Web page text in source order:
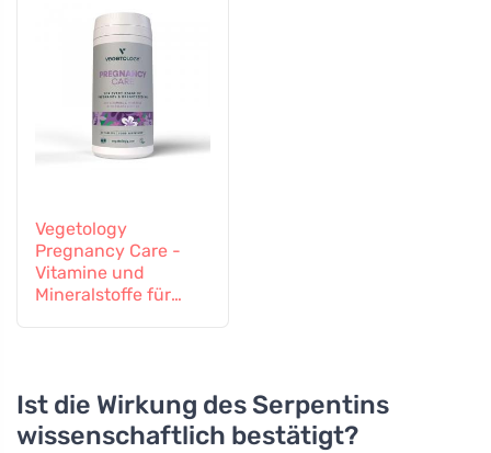
Vegetology
Pregnancy Care -
Vitamine und
Mineralstoffe für
Ist die Wirkung des Serpentins
wissenschaftlich bestätigt?